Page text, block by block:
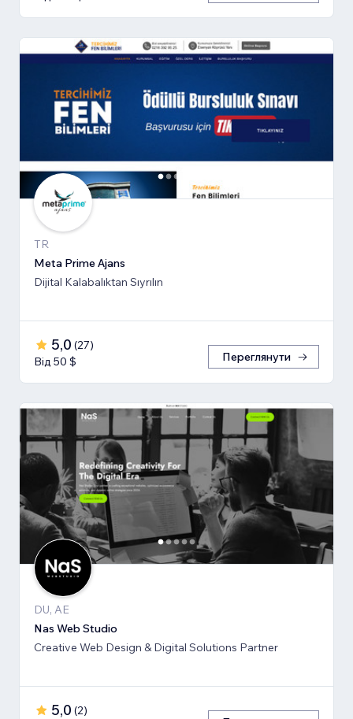
TR
Meta Prime Ajans
Dijital Kalabalıktan Sıyrılın
5,0 (27)
Від 50 $
Переглянути
DU, AE
Nas Web Studio
Creative Web Design & Digital Solutions Partner
5,0 (2)